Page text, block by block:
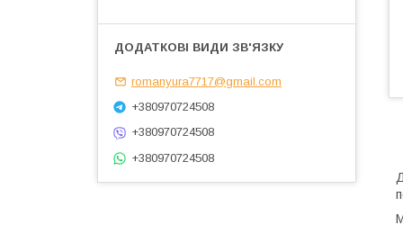
romanyura7717@gmail.com
+380970724508
+380970724508
+380970724508